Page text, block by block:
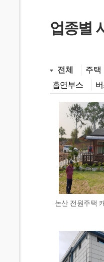
업종별
전체
주택
흡연부스
논산 전원주택